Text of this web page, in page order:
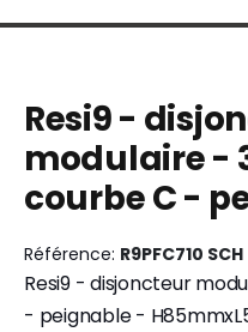
the
end
of
the
images
the
beginning
of
the
images
Resi9 -
modulaire -
courbe C -
Référence R9PFC710 SCH
Resi9 - disjoncteur
- peignable -